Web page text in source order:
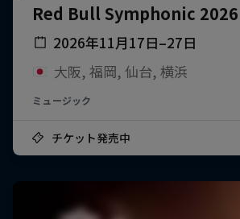
Red Bull Symphonic 2026
2026年11月17日–27日
大阪, 福岡, 仙台, 横浜
ミュージック
チケット発売中